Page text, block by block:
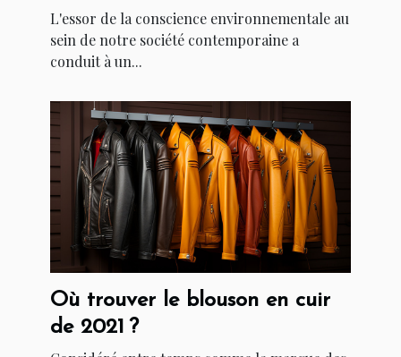
des sacs cabas originaux
L'essor de la conscience environnementale au
sein de notre société contemporaine a
conduit à un...
Où trouver le blouson en cuir
de 2021 ?